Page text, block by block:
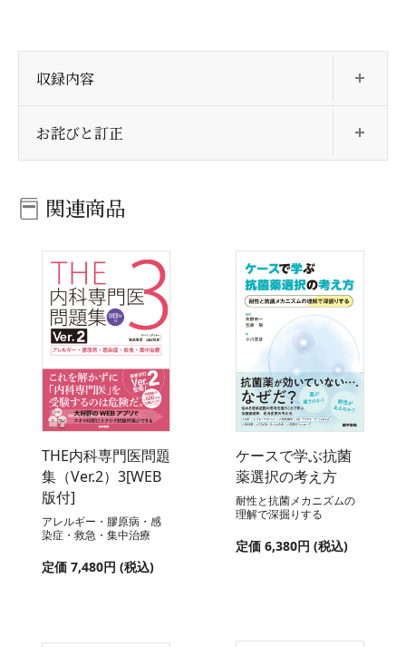
収録内容
お詫びと訂正
関連商品
THE内科専門医問題
集（Ver.2）3[WEB
版付]
アレルギー・膠原病・感
染症・救急・集中治療
定価 7,480円 (税込)
ケースで学ぶ抗菌
薬選択の考え方
耐性と抗菌メカニズムの
理解で深掘りする
定価 6,380円 (税込)